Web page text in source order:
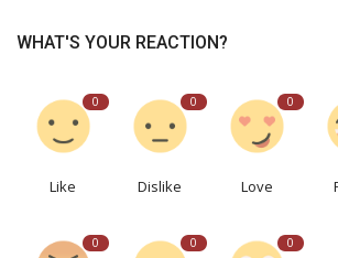
WHAT'S YOUR REACTION?
0
Like
0
Dislike
0
Love
0 0 0